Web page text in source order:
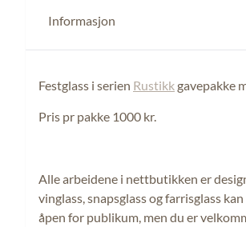
Informasjon
Festglass i serien Rustikk gavepakke
Pris pr pakke 1000 kr.
Alle arbeidene i nettbutikken er
vinglass, snapsglass og farrisglass
åpen for publikum, men du er